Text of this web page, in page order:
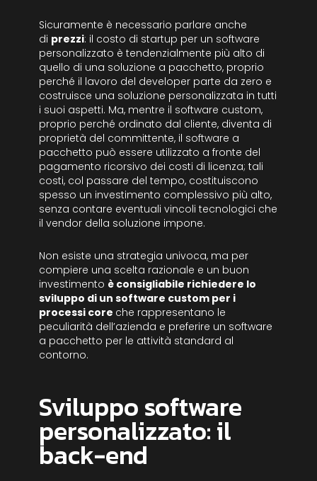
Sicuramente è necessario parlare anche
di prezzi: il costo di startup per un software
personalizzato è tendenzialmente più alto di
quello di una soluzione a pacchetto, proprio
perché il lavoro del developer parte da zero e
costruisce una soluzione personalizzata in tutti
i suoi aspetti. Ma, mentre il software custom,
proprio perché ordinato dal cliente, diventa di
proprietà del committente, il software a
pacchetto può essere utilizzato a fronte del
pagamento ricorsivo dei costi di licenza; tali
costi, col passare del tempo, costituiscono
spesso un investimento complessivo più alto,
senza contare eventuali vincoli tecnologici che
il vendor della soluzione impone.
Non esiste una strategia univoca, ma per
compiere una scelta razionale e un buon
investimento è consigliabile richiedere lo
sviluppo di un software custom per i
processi core che rappresentano le
peculiarità dell’azienda e preferire un software
a pacchetto per le attività standard al
contorno.
Sviluppo software
personalizzato: il
back-end